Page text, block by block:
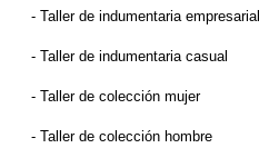
​- Taller​ de indumentaria empresarial
​- Taller​ de indumentaria casual​
​- Taller de colección mujer​
​- Taller de colección hombre